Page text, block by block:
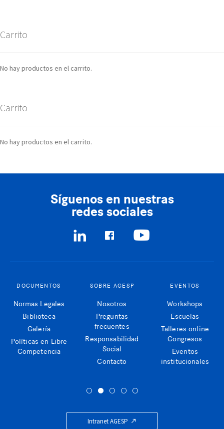
Carrito
No hay productos en el carrito.
Carrito
No hay productos en el carrito.
Síguenos en nuestras
redes sociales
DOCUMENTOS
Normas Legales
Biblioteca
Galería
Políticas en Libre
Competencia
SOBRE AGESP
Nosotros
Preguntas
frecuentes
Responsabilidad
Social
Contacto
EVENTOS
Workshops
Escuelas
Talleres online
Congresos
Eventos
institucionales
Intranet AGESP